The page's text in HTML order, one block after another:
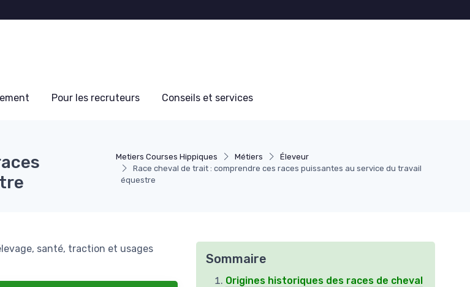
Pour les recruteurs Conseils et services
Metiers Courses Hippiques Métiers
Éleveur
Race cheval de trait : comprendre ces races puissantes au service du travail
équestre
santé, traction et usages
Sommaire
Origines historiques des races de cheval